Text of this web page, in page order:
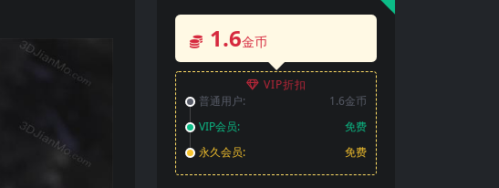
1.6金币
VIP折扣
普通用户:
1.6金币
VIP会员:
免费
永久会员:
免费